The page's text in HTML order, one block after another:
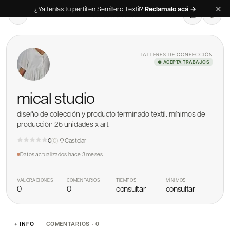
¿Ya tenías tu perfil en Semillero Textil? Reclamalo acá → ✕
TALLERES DE CONFECCIÓN
● ACEPTA TRABAJOS
mical studio
diseño de colección y producto terminado textil. mínimos de
producción 25 unidades x art.
0(0)· Castelar
Datos actualizados hace 3 meses
VALORACIONES
0
COMENTARIOS
0
TIEMPOS
consultar
MÍNIMOS
consultar
+ INFO COMENTARIOS · 0